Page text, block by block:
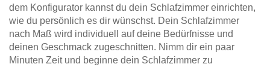
dem Konfigurator kannst du dein Schlafzimmer einrichten,
wie du persönlich es dir wünschst. Dein Schlafzimmer
nach Maß wird individuell auf deine Bedürfnisse und
deinen Geschmack zugeschnitten. Nimm dir ein paar
Minuten Zeit und beginne dein Schlafzimmer zu